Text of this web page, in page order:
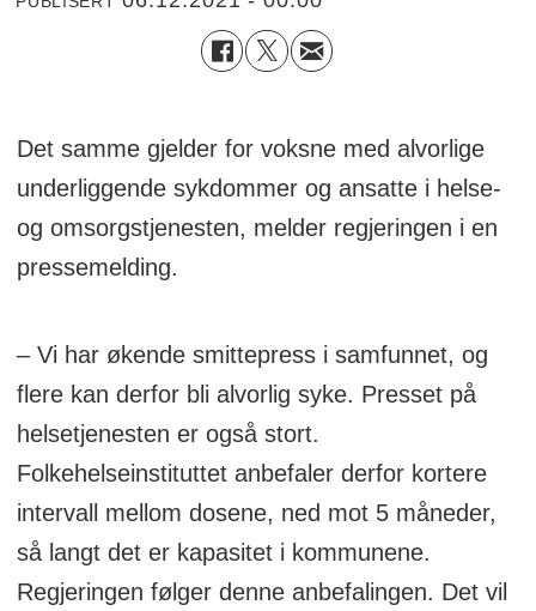
Det samme gjelder for voksne med alvorlige
underliggende sykdommer og ansatte i helse-
og omsorgstjenesten, melder regjeringen i en
pressemelding.
– Vi har økende smittepress i samfunnet, og
flere kan derfor bli alvorlig syke. Presset på
helsetjenesten er også stort.
Folkehelseinstituttet anbefaler derfor kortere
intervall mellom dosene, ned mot 5 måneder,
så langt det er kapasitet i kommunene.
Regjeringen følger denne anbefalingen. Det vil